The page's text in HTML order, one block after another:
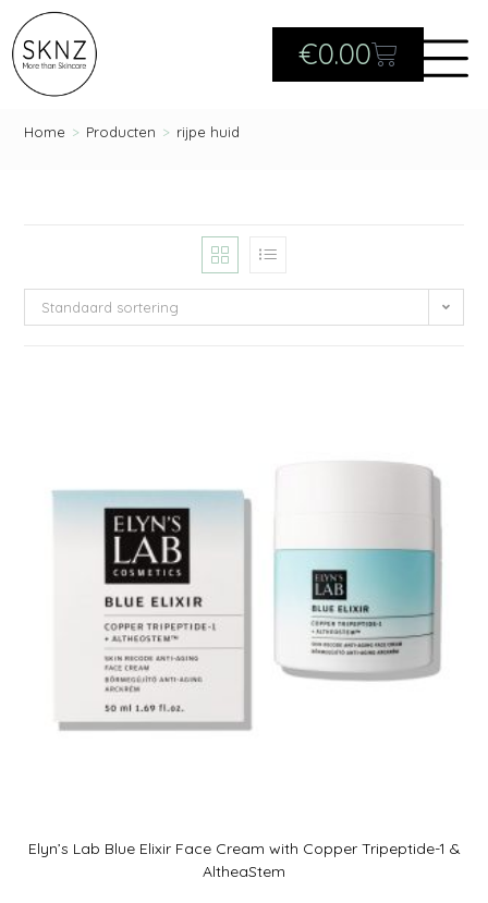
€0.00
Home > Producten > rijpe huid
Standaard sortering
Elyn’s Lab Blue Elixir Face Cream with Copper Tripeptide-1 &
AltheaStem